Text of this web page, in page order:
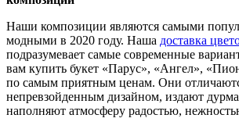
Наши композиции являются самыми
модными в 2020 году. Наша доставка
подразумевает самые современные
вам купить букет «Парус», «Ангел»,
по самым приятным ценам. Они
непревзойденным дизайном, издают
наполняют атмосферу радостью,